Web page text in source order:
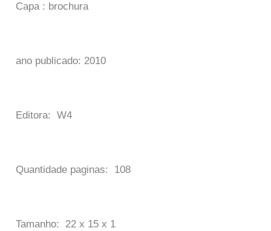
Capa : brochura
ano publicado: 2010
Editora: W4
Quantidade paginas: 108
Tamanho: 22 x 15 x 1